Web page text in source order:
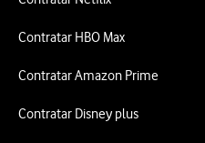
Contratar HBO Max
Contratar Amazon Prime
Contratar Disney plus